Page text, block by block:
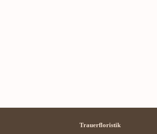
Trauerfloristik